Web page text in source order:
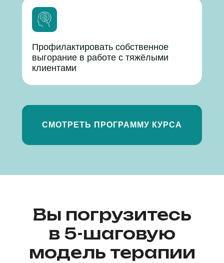
Профилактировать собственное
выгорание в работе с тяжёлыми
клиентами
СМОТРЕТЬ ПРОГРАММУ КУРСА
Вы погрузитесь
в 5-шаговую
модель терапии